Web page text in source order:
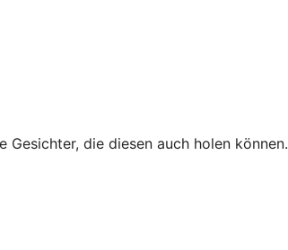
Gesichter, die diesen auch holen können.